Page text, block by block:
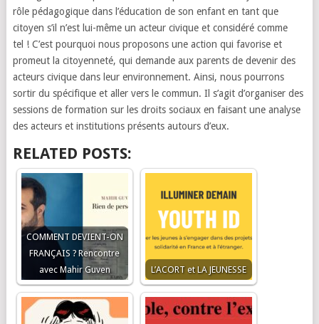
rôle pédagogique dans l’éducation de son enfant en tant que
citoyen s’il n’est lui-même un acteur civique et considéré comme
tel ! C’est pourquoi nous proposons une action qui favorise et
promeut la citoyenneté, qui demande aux parents de devenir des
acteurs civique dans leur environnement. Ainsi, nous pourrons
sortir du spécifique et aller vers le commun. Il s’agit d’organiser des
sessions de formation sur les droits sociaux en faisant une analyse
des acteurs et institutions présents autours d’eux.
RELATED POSTS:
COMMENT DEVIENT-ON
FRANÇAIS ? Rencontre
avec Mahir Guven
L’ACORT et LA JEUNESSE